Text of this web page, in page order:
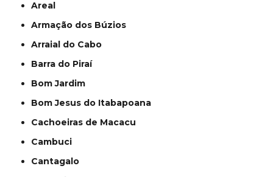
Areal
Armação dos Búzios
Arraial do Cabo
Barra do Piraí
Bom Jardim
Bom Jesus do Itabapoana
Cachoeiras de Macacu
Cambuci
Cantagalo